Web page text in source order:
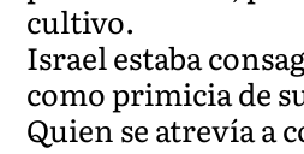
cultivo.
Israel estaba
como primicia de
Quien se atrevía a